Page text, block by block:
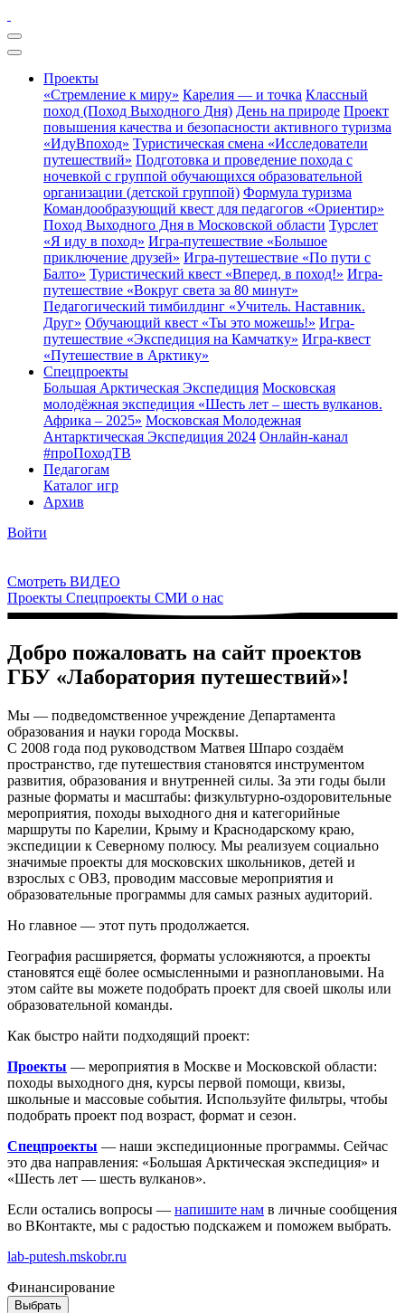
Проекты
«Стремление к миру» Карелия — и точка Классный
поход (Поход Выходного Дня) День на природе Проект
повышения качества и безопасности активного туризма
«ИдуВпоход» Туристическая смена «Исследователи
путешествий» Подготовка и проведение похода с
ночевкой с группой обучающихся образовательной
организации (детской группой) Формула туризма
Командообразующий квест для педагогов «Ориентир»
Поход Выходного Дня в Московской области Турслет
«Я иду в поход» Игра-путешествие «Большое
приключение друзей» Игра-путешествие «По пути с
Балто» Туристический квест «Вперед, в поход!» Игра-
путешествие «Вокруг света за 80 минут»
Педагогический тимбилдинг «Учитель. Наставник.
Друг» Обучающий квест «Ты это можешь!» Игра-
путешествие «Экспедиция на Камчатку» Игра-квест
«Путешествие в Арктику»
Спецпроекты
Большая Арктическая Экспедиция Московская
молодёжная экспедиция «Шесть лет – шесть вулканов.
Африка – 2025» Московская Молодежная
Антарктическая Экспедиция 2024 Онлайн-канал
#проПоходТВ
Педагогам
Каталог игр
Архив
Войти
Смотреть ВИДЕО
Проекты Спецпроекты СМИ о нас
Добро пожаловать на сайт проектов
ГБУ «Лаборатория путешествий»!
Мы — подведомственное учреждение Департамента
образования и науки города Москвы.
С 2008 года под руководством Матвея Шпаро создаём
пространство, где путешествия становятся инструментом
развития, образования и внутренней силы. За эти годы были
разные форматы и масштабы: физкультурно-оздоровительные
мероприятия, походы выходного дня и категорийные
маршруты по Карелии, Крыму и Краснодарскому краю,
экспедиции к Северному полюсу. Мы реализуем социально
значимые проекты для московских школьников, детей и
взрослых с ОВЗ, проводим массовые мероприятия и
образовательные программы для самых разных аудиторий.
Но главное — этот путь продолжается.
География расширяется, форматы усложняются, а проекты
становятся ещё более осмысленными и разноплановыми. На
этом сайте вы можете подобрать проект для своей школы или
образовательной команды.
Как быстро найти подходящий проект:
Проекты — мероприятия в Москве и Московской области:
походы выходного дня, курсы первой помощи, квизы,
школьные и массовые события. Используйте фильтры, чтобы
подобрать проект под возраст, формат и сезон.
Спецпроекты — наши экспедиционные программы. Сейчас
это два направления: «Большая Арктическая экспедиция» и
«Шесть лет — шесть вулканов».
Если остались вопросы — напишите нам в личные сообщения
во ВКонтакте, мы с радостью подскажем и поможем выбрать.
lab-putesh.mskobr.ru
Финансирование
Выбрать